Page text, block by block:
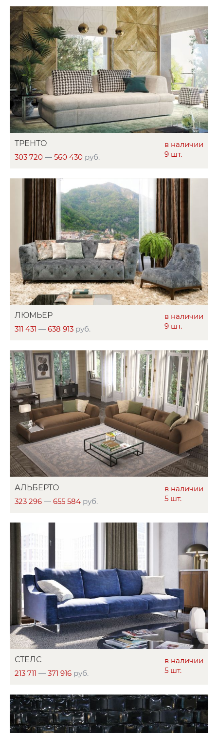
в наличии
9 шт.
ТРЕНТО
303 720 — 560 430 руб.
в наличии
9 шт.
ЛЮМЬЕР
311 431 — 638 913 руб.
в наличии
5 шт.
АЛЬБЕРТО
323 296 — 655 584 руб.
в наличии
5 шт.
СТЕЛС
213 711 — 371 916 руб.